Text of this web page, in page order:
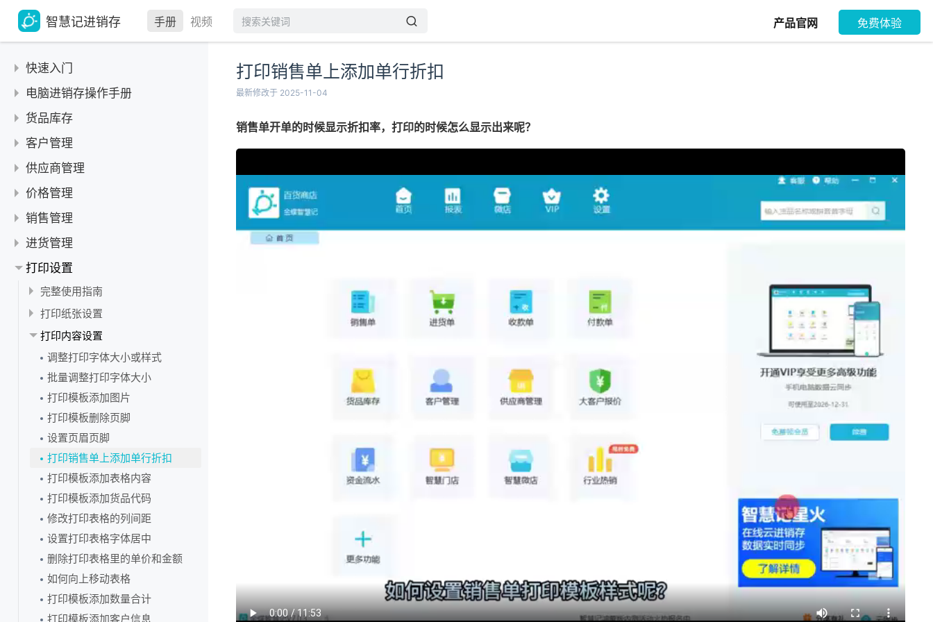
智慧记进销存 手册 视频 产品官网 免费体验
打印销售单上添加单行折扣
最新修改于 2025-11-04
销售单开单的时候显示折扣率，打印的时候怎么显示出来呢？
快速入门
下载安装-电脑和手机APP
联系我们
新增店铺
退出和切换账号
如何在手机上退出登录？
设置首页常用功能
如何增购门店数？
如何购买黄金会员？
如何购买白银会员
智慧记账号注销
切换店铺
更换老板手机号码
营业员登录后看不到现在的店铺
开通会员数据不同步
清空全部数据
智慧记店铺数据结转
电脑进销存操作手册
货品库存
货品
货品库存功能简介
删除、停用货品
批量导入货品基础资料
批量导出货品基础资料
批量修改货品基础资料
添加货品代码
零售价和批发价及使用
自定义销售价格及使用
进货价及使用
查找货品、隐藏零库存
智慧记货品智能录入教程
自动回填货品价格
类别管理
新增、修改货品类别
移动货品至指定类别
单位管理
删除货品主单位
添加辅单位及换算率、修改
删除辅单位及换算率
主、辅单位及换算原理
设置最高、最低库存
库存预警提示
库存预警报告
常见问题
如何启用货品？
销售成本低于进货价
货品涨价调整
商品录入了相似的名字要怎么删除一个呢？
两个设备同时编辑相同商品，如何保存商品资料呢？
智慧记如何进行货品成本核算？
查询货品进销记录
货品销售价批量上浮，怎么调？
两个设备编辑了同一个商品，会怎样？
提示“货品代码已经存在”，怎么处理？
为什么软件里多出很多不是自己的货品？
智慧记如何删除已经发生业务的货品或者停用货品？
客户管理
新增、修改客户
删除、停用客户
客户类别分类
批量导入客户基础资料
批量导出客户基础资料
批量修改客户基础资料
客户归属和批量设定归属
客户查找教程
启用客户/供应商双身份
系统预设的零售客户、批发客户是什么？
如何删除或停用客户/供应商？
如何抹零？
客户总应收款和抹零
供应商管理
新增、修改供应商
删除、停用供应商
批量导入供应商基础资料
批量导出供应商基础资料
批量修改供应商基础资料
快速付款
价格管理
新增、修改大客户报价
删除大客户报价
批量导入大客户报价
批量修改、删除大客户报价
开单价格不是大客户价
销售管理
销售单
销售单：新增、修改
退换处理：销售退货
销售单查找教程
销售单怎么设置导出PDF
销售单怎么启用单行折扣
销售退货要如何操作
历史单据在哪里查看
销售订单跟销售单的区别
销售单导出
销售单导入
销售退货和销售换货处理
销售单上怎么添加运费？
收款单
收款单：新增、修改
按单收款
按单收款如何输入抹零
销售订单
销售订单：新增、修改
销售订单定金抵扣应收款
常见问题
什么是单价带出规则？
单据编号规则
开单搜不到货品，怎么办？
智慧记如何设置消费后自动赠送积分？
报错“database or disk is full”
为什么智慧记在鸿蒙系统无法同步？
分享保存单据图片
销售单如何分享到微信？
专款专用
【赠品】搭赠货品如何体现？
win10调整软件字体大小
销售订单如何影响库存？
提示“销售价低于进货价”，如何处理
不自动记录上次开单价格，怎么处理
怎么设置扫码后直接跳到下一行
进货管理
进货单
新增、修改进货单
删除进货单
采购退货处理
付款单
新增、修改付款单
批量导出付款单
进货订单
新增、修改进货订单
进货订单转为进货单
删除进货订单
常见问题
打印设置
完整使用指南
【教程】智慧记打印模板使用教程
打印纸张设置
打印设置：WIN7设置纸张大小
打印设置：WIN10设置纸张大小
winXP设置纸张大小【打印】
得力打印机设置纸张
打印内容设置
调整打印字体大小或样式
批量调整打印字体大小
打印模板添加图片
打印模板删除页脚
设置页眉页脚
打印销售单上添加单行折扣
打印模板添加表格内容
打印模板添加货品代码
修改打印表格的列间距
设置打印表格字体居中
删除打印表格里的单价和金额
如何向上移动表格
打印模板添加数量合计
打印模板添加客户信息